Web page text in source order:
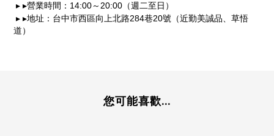
▸ ▸營業時間： 14:00 ～ 20:00 （週二至日）
▸ ▸地址：台中市西區向上北路284巷20號（近勤美誠品、草悟
道）
您可能喜歡...